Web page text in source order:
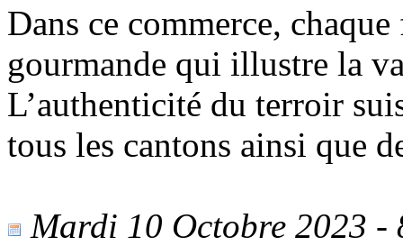
Dans ce commerce,
gourmande qui illustre la
L’authenticité du terroir
tous les cantons ainsi que
Mardi 10 Octobre 2023 -